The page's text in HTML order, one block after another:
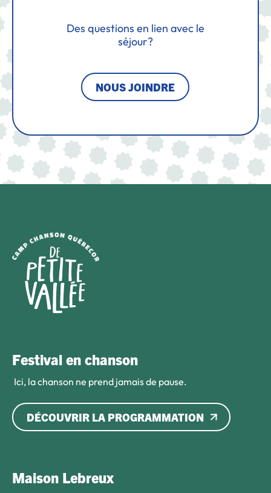
Des questions en lien avec le
séjour?
NOUS JOINDRE
Festival en chanson
Ici, la chanson ne prend jamais de pause.
DÉCOUVRIR LA PROGRAMMATION
Maison Lebreux